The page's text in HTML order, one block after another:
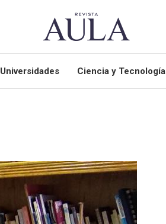
Universidades Ciencia y Tecnología